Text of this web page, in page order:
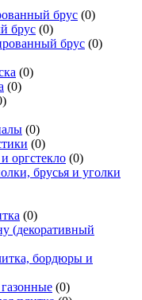
брус (0)
брус (0)
брус (0)
(0)
(0)
(0)
(0)
оргстекло (0)
брусья и уголки
(0)
(декоративный
бордюры и
(0)